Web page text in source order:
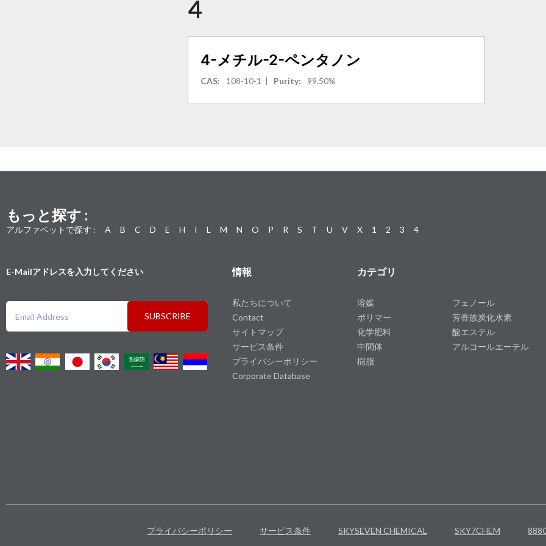
4
4-メチル-2-ペンタノン
CAS: 108-10-1 | Purity: 99.50%
もっと探す :
アルファベットで探す : A B C D E H I L M N O P R S T U V X 1 2 3 4
E-Mailアドレスを入力してください
SUBSCRIBE
情報
私たちについて
Contact
サイトマップ
サービス条件
プライバシーポリシー
Corporate Database
カテゴリ
溶媒
ポリマー
化学肥料
中間体
樹脂
フェノール
芳香族炭化水素
酸エステル
アルコールエーテル
プライバシーポリシー サービス条件 SKYSEVEN CHEMICAL SKY7CHEM